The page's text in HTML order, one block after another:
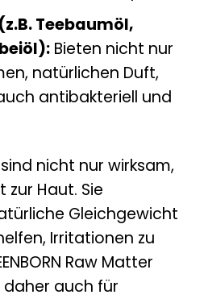
Teebaumöl,
Bieten nicht nur
natürlichen Duft,
antibakteriell und
nicht nur wirksam,
Haut. Sie
Gleichgewicht
Irritationen zu
Raw Matter
auch für